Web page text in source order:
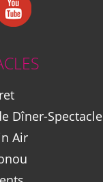
Dîner-Spectacle
Air